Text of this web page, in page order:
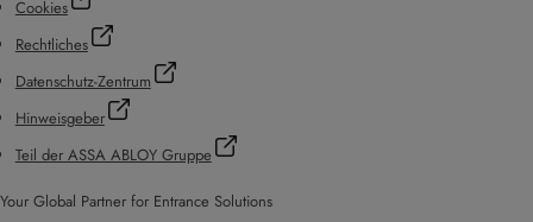
Cookies
Rechtliches
Datenschutz-Zentrum
Hinweisgeber
Teil der ASSA ABLOY Gruppe
Your Global Partner for Entrance Solutions